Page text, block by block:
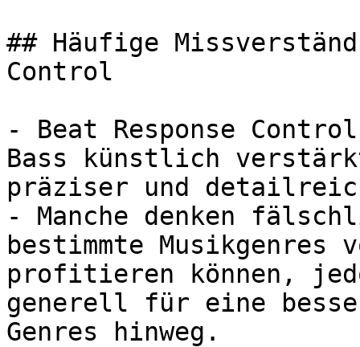
## Häufige
Control
- Beat Response
Bass künstlich
präziser und
- Manche denken
bestimmte Musikgenres
profitieren können,
generell für eine
Genres hinweg.